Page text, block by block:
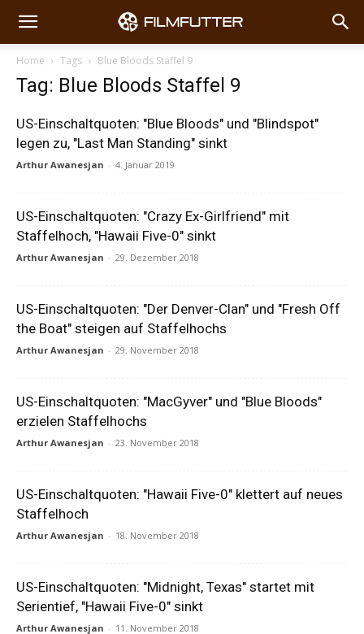
Home Tags Blue Bloods Staffel 9
Tag: Blue Bloods Staffel 9
US-Einschaltquoten: "Blue Bloods" und "Blindspot"
legen zu, "Last Man Standing" sinkt
Arthur Awanesjan - 4. Januar 2019
US-Einschaltquoten: "Crazy Ex-Girlfriend" mit
Staffelhoch, "Hawaii Five-0" sinkt
Arthur Awanesjan - 29. Dezember 2018
US-Einschaltquoten: "Der Denver-Clan" und "Fresh Off
the Boat" steigen auf Staffelhochs
Arthur Awanesjan - 29. November 2018
US-Einschaltquoten: "MacGyver" und "Blue Bloods"
erzielen Staffelhochs
Arthur Awanesjan - 23. November 2018
US-Einschaltquoten: "Hawaii Five-0" klettert auf neues
Staffelhoch
Arthur Awanesjan - 18. November 2018
US-Einschaltquoten: "Midnight, Texas" startet mit
Serientief, "Hawaii Five-0" sinkt
Arthur Awanesjan - 11. November 2018